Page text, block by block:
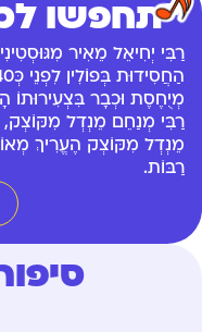
"תחפשו
רַבִּי יְחִיאֵל מֵאִיר
מְיֻחֶסֶת וּכְבָר
רַבִּי מְנַחֵם מֵנְדְל מִקּוֹצְק,
מֵנְדְל מִקּוֹצְק הֶעֱרִיךְ
רַבּוֹת.